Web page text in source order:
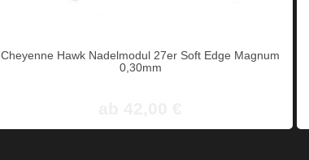
Cheyenne Hawk Nadelmodul 27er Soft Edge Magnum
0,30mm